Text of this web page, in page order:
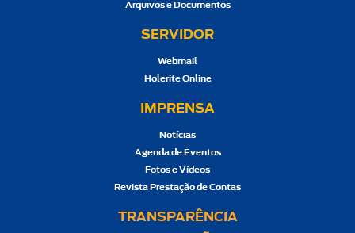
Arquivos e Documentos
SERVIDOR
Webmail
Holerite Online
IMPRENSA
Notícias
Agenda de Eventos
Fotos e Vídeos
Revista Prestação de Contas
TRANSPARÊNCIA